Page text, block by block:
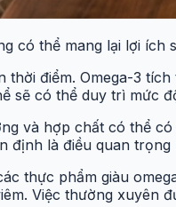
có thể mang lại lợi ích
điểm. Omega-3
sẽ có thể duy trì mức
và hợp chất có thể
định là điều quan
thực phẩm giàu
Việc thường xuyên